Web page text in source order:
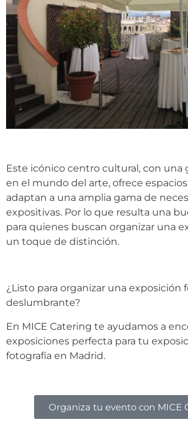
Este icónico centro cultural, con una
en el mundo del arte, ofrece
adaptan a una amplia gama de
expositivas. Por lo que resulta una
para quienes buscan organizar una
un toque de distinción.
¿Listo para organizar una exposición
deslumbrante?
En MICE Catering te ayudamos a
exposiciones perfecta para tu
fotografía en Madrid.
Organiza tu evento con MICE